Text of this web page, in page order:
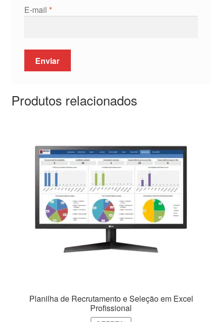
E-mail *
Produtos relacionados
Planilha de Recrutamento e Seleção em Excel
Profissional